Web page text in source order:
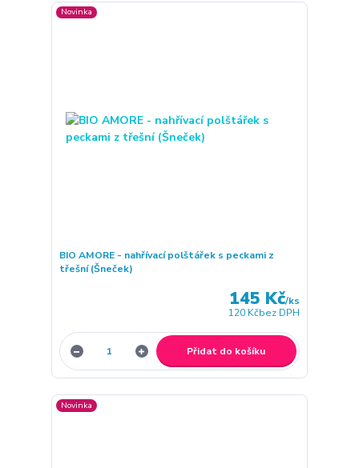
Novinka
BIO AMORE - nahřívací polštářek s peckami z
třešní (Šneček)
145 Kč/ks
120 Kčbez DPH
Přidat do košíku
Novinka